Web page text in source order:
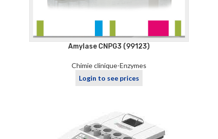
Amylase CNPG3 (99123)
Chimie clinique-Enzymes
Login to see prices